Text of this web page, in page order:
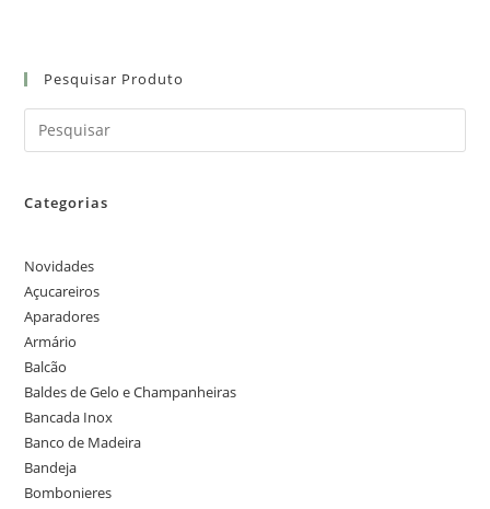
Pesquisar Produto
Categorias
Novidades
Açucareiros
Aparadores
Armário
Balcão
Baldes de Gelo e Champanheiras
Bancada Inox
Banco de Madeira
Bandeja
Bombonieres